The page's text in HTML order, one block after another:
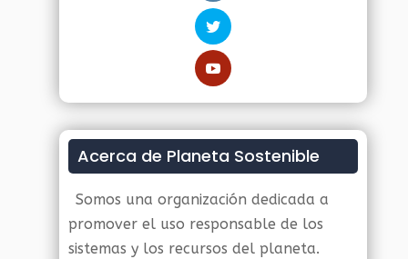
Acerca de Planeta Sostenible
Somos una organización dedicada a
promover el uso responsable de los
sistemas y los recursos del planeta.